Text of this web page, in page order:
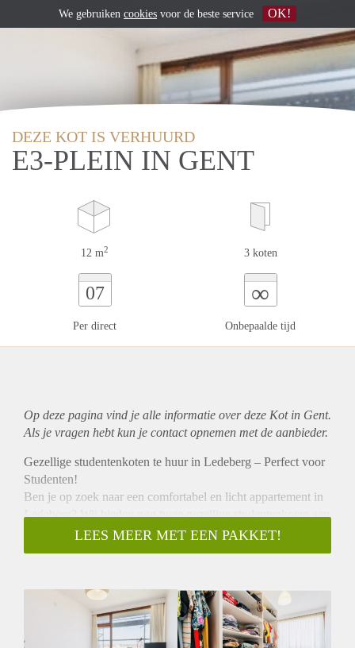
DEZE KOT IS VERHUURD
E3-PLEIN IN GENT
12 m2 3 koten
07
Per direct
∞
Onbepaalde tijd
Op deze pagina vind je alle informatie over deze Kot in Gent.
Als je vragen hebt kun je contact opnemen met de aanbieder.
Gezellige studentenkoten te huur in Ledeberg – Perfect voor
Studenten!
Ben je op zoek naar een comfortabel en licht appartement in
Ledeberg? Wij bieden nog twee gezellige studentenkoten aan
in een ruim en volledig uitgerust appartement.
Locatie:
Het appartement:
- Totale oppervlakte: 111 m²
- 3 slaapkoten (nog 2 beschikbaar)
LEES MEER MET EEN PAKKET!
We gebruiken cookies voor de beste service OK!